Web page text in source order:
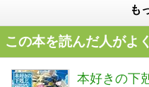
も
この本を読んだ人がよ
本好きの下